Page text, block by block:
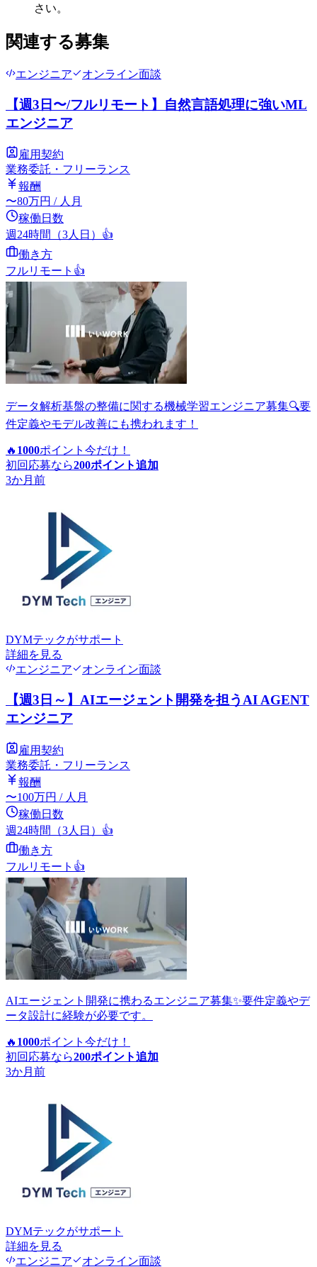
さい。
関連する募集
エンジニア オンライン面談
【週3日〜/フルリモート】自然言語処理に強いML
エンジニア
雇用契約
業務委託・フリーランス
報酬
〜80万円 / 人月
稼働日数
週24時間（3人日） 👍
働き方
フルリモート 👍
データ解析基盤の整備に関する機械学習エンジニア募集🔍要
件定義やモデル改善にも携われます！
🔥 1000ポイント 今だけ！
初回応募なら200ポイント追加
3か月前
DYMテックがサポート
詳細を見る
エンジニア
オンライン面談
【週3日～】AIエージェント開発を担うAI AGENT
エンジニア
雇用契約
業務委託・フリーランス
報酬
〜100万円 / 人月
稼働日数
週24時間（3人日） 👍
働き方
フルリモート 👍
AIエージェント開発に携わるエンジニア募集✨要件定義やデ
ータ設計に経験が必要です。
🔥 1000ポイント 今だけ！
初回応募なら200ポイント追加
3か月前
DYMテックがサポート
詳細を見る
エンジニア
オンライン面談